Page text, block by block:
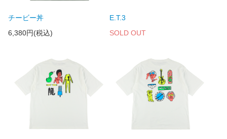
チービー丼
6,380円(税込)
E.T.3
SOLD OUT